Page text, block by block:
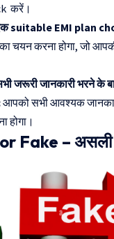
करें।
suitable EMI plan
चयन करना होगा, जो
जरूरी जानकारी भरने के
आपको सभी आवश्यक
होगा।
Fake – असली